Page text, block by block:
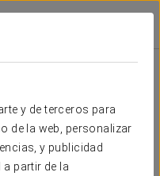
y de terceros para
de la web, personalizar
y publicidad
partir de la
en
U
6 - 6